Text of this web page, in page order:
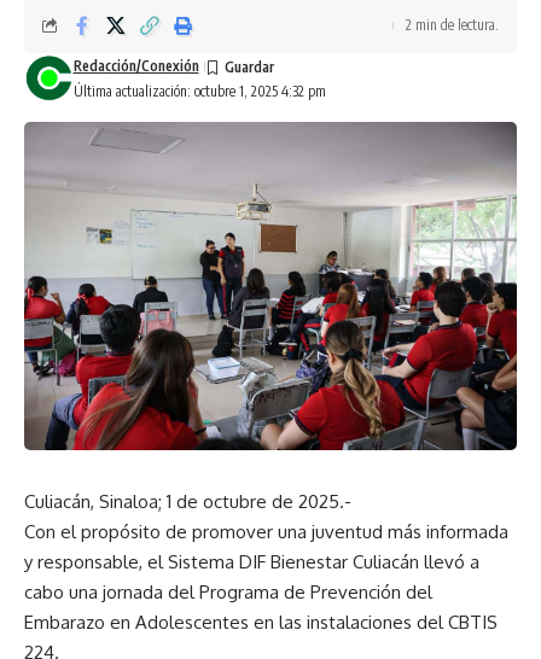
Última actualización: octubre 1, 2025 4:32 pm
Redacción/Conexión
2 min de lectura.
Culiacán, Sinaloa; 1 de octubre de 2025.-
Con el propósito de promover una juventud más informada
y responsable, el Sistema DIF Bienestar Culiacán llevó a
cabo una jornada del Programa de Prevención del
Embarazo en Adolescentes en las instalaciones del CBTIS
224.